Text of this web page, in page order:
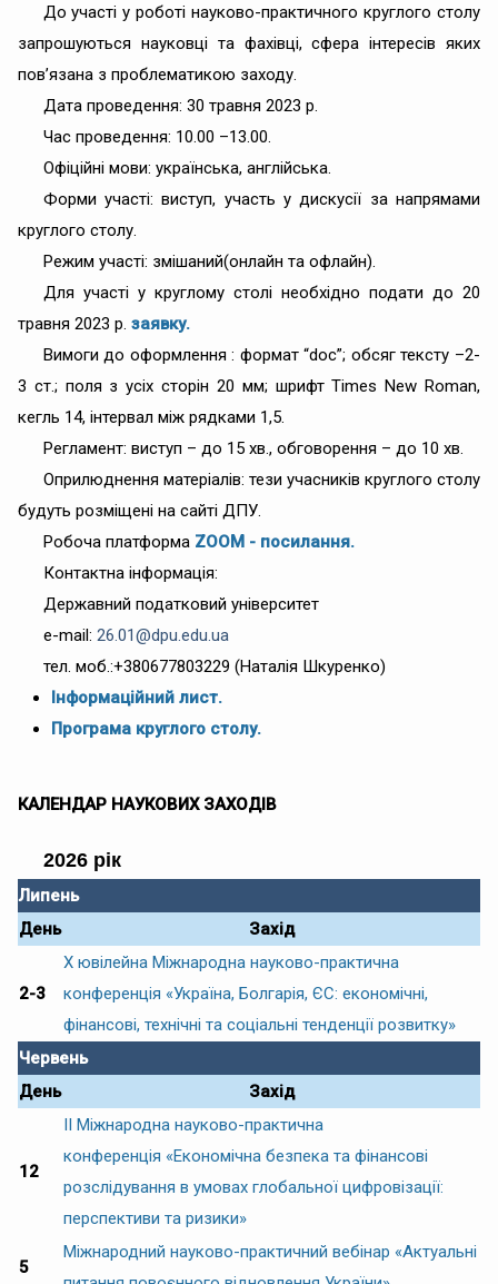
До участі у роботі науково-практичного круглого столу
запрошуються науковці та фахівці, сфера інтересів яких
пов’язана з проблематикою заходу.
Дата проведення: 30 травня 2023 р.
Час проведення: 10.00 –13.00.
Офіційні мови: українська, англійська.
Форми участі: виступ, участь у дискусії за напрямами
круглого столу.
Режим участі: змішаний(онлайн та офлайн).
Для участі у круглому столі необхідно подати до 20
травня 2023 р. заявку.
Вимоги до оформлення : формат “doc”; обсяг тексту –2-
3 ст.; поля з усіх сторін 20 мм; шрифт Times New Roman,
кегль 14, інтервал між рядками 1,5.
Регламент: виступ – до 15 хв., обговорення – до 10 хв.
Оприлюднення матеріалів: тези учасників круглого столу
будуть розміщені на сайті ДПУ.
Робоча платформа ZOOM - посилання.
Контактна інформація:
Державний податковий університет
e-mail: 26.01@dpu.edu.ua
тел. моб.:+380677803229 (Наталія Шкуренко)
Інформаційний лист.
Програма круглого столу.
КАЛЕНДАР НАУКОВИХ ЗАХОДІВ
2026 рік
Липень
День
Захід
2-3
Х ювілейна Міжнародна науково-практична
конференція «Україна, Болгарія, ЄС: економічні,
фінансові, технічні та соціальні тенденції розвитку»
Червень
День
Захід
12
ІІ Міжнародна науково-практична
конференція «Економічна безпека та фінансові
розслідування в умовах глобальної цифровізації:
перспективи та ризики»
5
Міжнародний науково-практичний вебінар «Актуальні